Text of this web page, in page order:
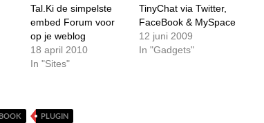
Tal.Ki de simpelste
embed Forum voor
op je weblog
18 april 2010
In "Sites"
TinyChat via Twitter,
FaceBook & MySpace
12 juni 2009
In "Gadgets"
PLUGIN